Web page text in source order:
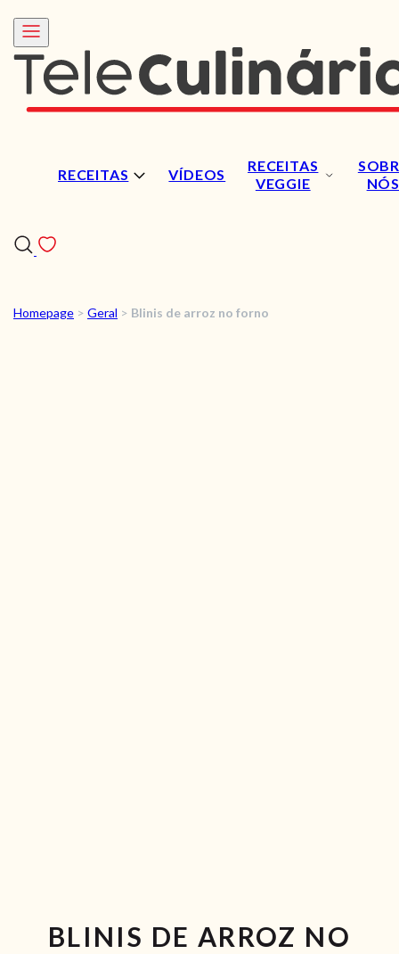
RECEITAS VÍDEOS
RECEITAS
VEGGIE
NÓS
RECEITAS
Homepage > Geral > Blinis de arroz no forno
BLINIS DE ARROZ NO